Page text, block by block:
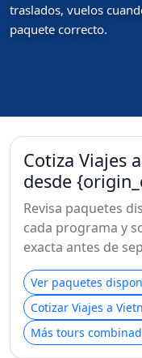
traslados, vuelos
paquete correcto.
Cotiza Viajes
desde
Revisa paquetes
cada programa y
exacta antes de
Ver paquetes
Cotizar Viajes a
Más tours